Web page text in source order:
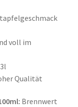
voll im
Qualität
Brennwert